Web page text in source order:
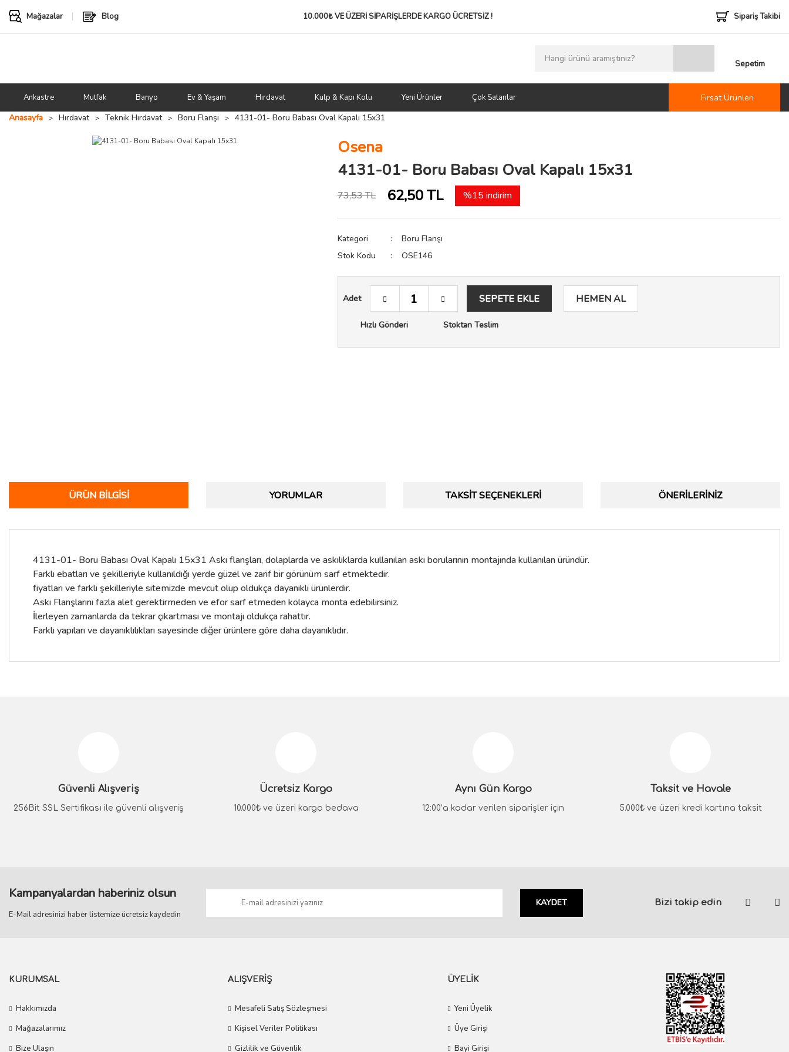
Mağazalar Blog 10.000₺ VE ÜZERİ SİPARİŞLERDEKARGO ÜCRETSİZ ! Sipariş Takibi
Sepetim
Ankastre Mutfak Banyo Ev & Yaşam Hırdavat Kulp & Kapı Kolu Yeni Ürünler Çok Satanlar
Fırsat Ürünleri
Anasayfa
Hırdavat Teknik Hırdavat Boru Flanşı 4131-01- Boru Babası Oval Kapalı 15x31
Osena
4131-01- Boru Babası Oval Kapalı 15x31
73,53 TL 62,50 TL %15 indirim
Kategori
Boru Flanşı
Stok Kodu
OSE146
Adet SEPETE EKLE HEMEN AL
Hızlı Gönderi Stoktan Teslim
ÜRÜN BILGISI YORUMLAR TAKSIT SEÇENEKLERI ÖNERILERINIZ
4131-01- Boru Babası Oval Kapalı 15x31 Askı flanşları, dolaplarda ve askılıklarda kullanılan askı borularının montajında kullanılan üründür.
Farklı ebatları ve şekilleriyle kullanıldığı yerde güzel ve zarif bir görünüm sarf etmektedir.
fiyatları ve farklı şekilleriyle sitemizde mevcut olup oldukça dayanıklı ürünlerdir.
Askı Flanşlarını fazla alet gerektirmeden ve efor sarf etmeden kolayca monta edebilirsiniz.
İlerleyen zamanlarda da tekrar çıkartması ve montajı oldukça rahattır.
Farklı yapıları ve dayanıklılıkları sayesinde diğer ürünlere göre daha dayanıklıdır.
Ürün bilgilerinde hatalar bulunuyor.
Ürün fiyatı diğer sitelerden daha pahalı.
Güvenli Alışveriş
256Bit SSL Sertifikası ile güvenli alışveriş
Ücretsiz Kargo
10.000₺ ve üzeri kargo bedava
Aynı Gün Kargo
12:00’a kadar verilen siparişler için
Taksit ve Havale
5.000₺ ve üzeri kredi kartına taksit
Kampanyalardan haberiniz olsun
E-Mail adresinizi haber listemize ücretsiz kaydedin
KAYDET Bizi takip edin
KURUMSAL
Hakkımızda
Mağazalarımız
Bize Ulaşın
ALIŞVERİŞ
Mesafeli Satış Sözleşmesi
Kişisel Veriler Politikası
Gizlilik ve Güvenlik
ÜYELİK
Yeni Üyelik
Üye Girişi
Bayi Girişi